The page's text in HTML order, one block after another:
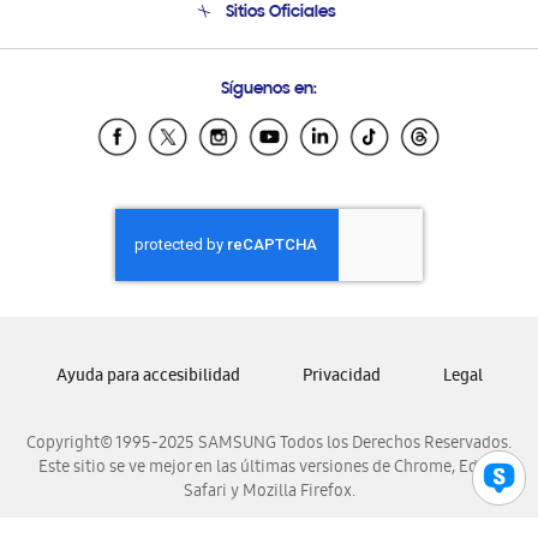
Condiciones de Compra
Soporte vía eMail
Sitios Oficiales
Samsung Ecuador
Samsung El Salvador
Samsung Honduras
Samsung Nicaragua
Samsung Panamá
Samsung Venezuela
Síguenos en:
Copyright© 1995-2025 SAMSUNG Todos los Derechos Reservados.
Este sitio se ve mejor en las últimas versiones de Chrome, Edge,
Safari y Mozilla Firefox.
Ayuda para accesibilidad Privacidad Legal